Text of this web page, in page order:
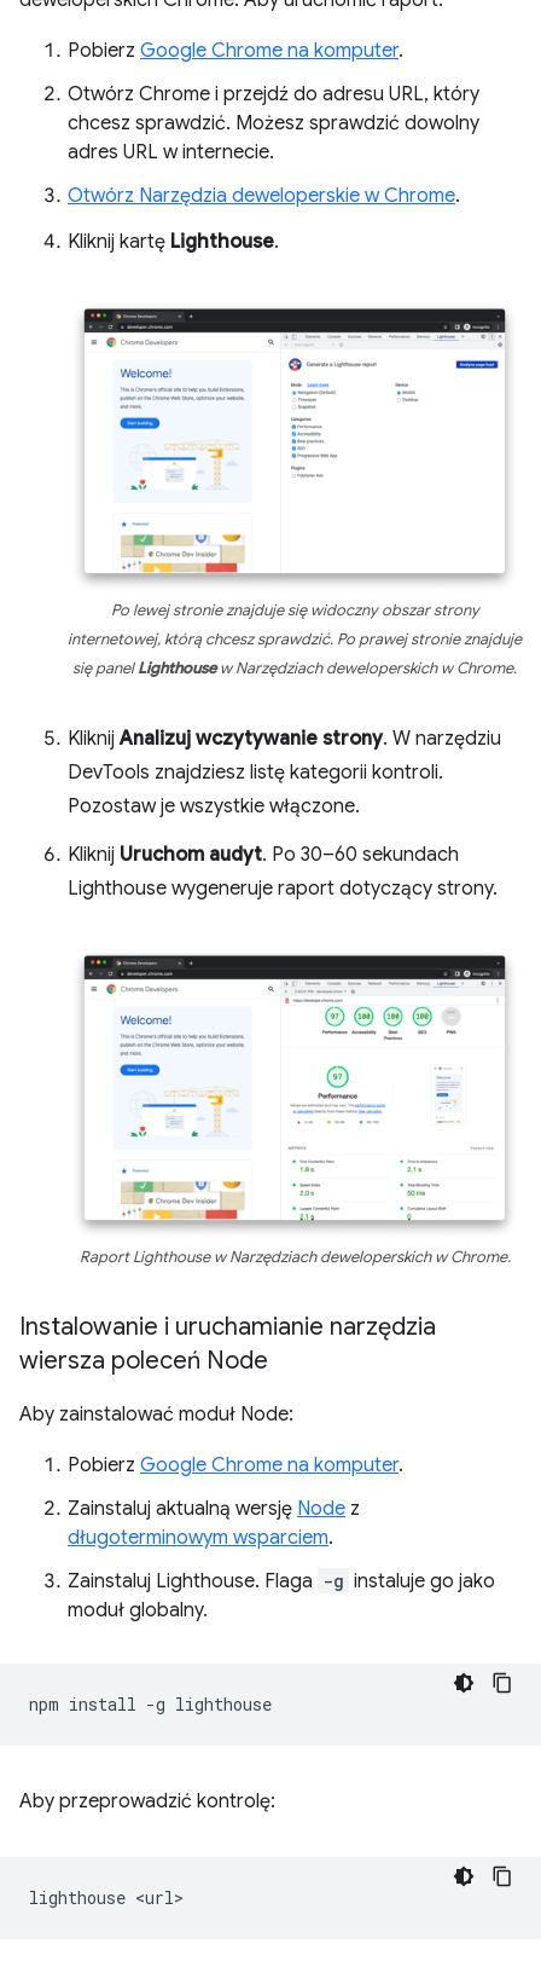
Pobierz Google Chrome na komputer.
Otwórz Chrome i przejdź do adresu URL, który
chcesz sprawdzić. Możesz sprawdzić dowolny
adres URL w internecie.
Otwórz Narzędzia deweloperskie w Chrome.
Kliknij kartę Lighthouse.
Po lewej stronie znajduje się widoczny obszar strony
internetowej, którą chcesz sprawdzić. Po prawej stronie znajduje
się panelLighthousew Narzędziach deweloperskich w Chrome.
KliknijAnalizuj wczytywanie strony. W narzędziu
DevTools znajdziesz listę kategorii kontroli.
Pozostaw je wszystkie włączone.
Kliknij Uruchom audyt. Po 30–60 sekundach
Lighthouse wygeneruje raport dotyczący strony.
Raport Lighthouse w Narzędziach deweloperskich w Chrome.
Instalowanie i uruchamianie narzędzia
wiersza poleceń Node
Aby zainstalować moduł Node:
Pobierz Google Chrome na komputer.
Zainstaluj aktualną wersję Node z
długoterminowym wsparciem.
Zainstaluj Lighthouse. Flaga -g instaluje go jako
moduł globalny.
npm install -g
Aby przeprowadzić kontrolę:
lighthouse